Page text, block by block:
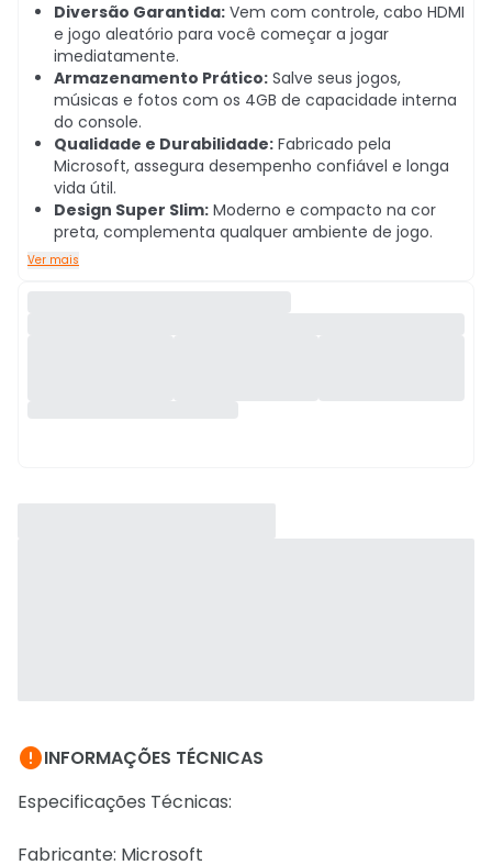
Diversão Garantida: Vem com controle, cabo HDMI
e jogo aleatório para você começar a jogar
imediatamente.
Armazenamento Prático: Salve seus jogos,
músicas e fotos com os 4GB de capacidade interna
do console.
Qualidade e Durabilidade: Fabricado pela
Microsoft, assegura desempenho confiável e longa
vida útil.
Design Super Slim: Moderno e compacto na cor
preta, complementa qualquer ambiente de jogo.
Ver mais
INFORMAÇÕES TÉCNICAS
Especificações Técnicas:
Fabricante: Microsoft